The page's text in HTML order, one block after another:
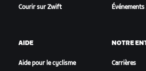
Courir sur Zwift
AIDE
Aide pour le cyclisme
NOTRE
Carrières